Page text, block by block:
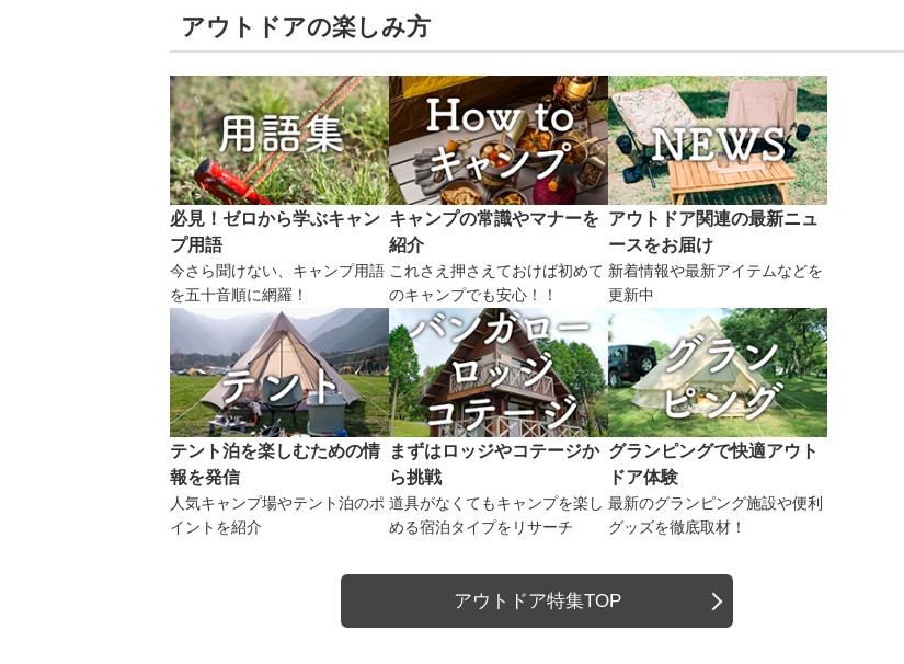
アウトドアの楽しみ方
必見！ゼロから学ぶキャン
プ用語
今さら聞けない、キャンプ用語
を五十音順に網羅！
キャンプの常識やマナーを
紹介
これさえ押さえておけば初めて
のキャンプでも安心！！
アウトドア関連の最新ニュ
ースをお届け
新着情報や最新アイテムなどを
更新中
テント泊を楽しむための情
報を発信
人気キャンプ場やテント泊のポ
イントを紹介
まずはロッジやコテージか
ら挑戦
道具がなくてもキャンプを楽し
める宿泊タイプをリサーチ
グランピングで快適アウト
ドア体験
最新のグランピング施設や便利
グッズを徹底取材！
アウトドア特集TOP